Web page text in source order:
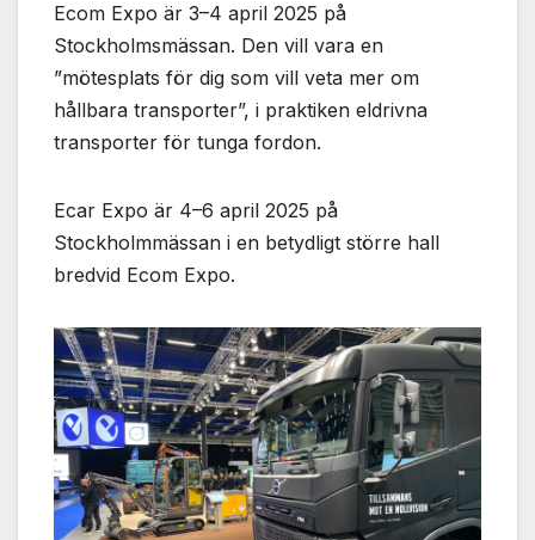
Ecom Expo är 3–4 april 2025 på
Stockholmsmässan. Den vill vara en
”mötesplats för dig som vill veta mer om
hållbara transporter”, i praktiken eldrivna
transporter för tunga fordon.
Ecar Expo är 4–6 april 2025 på
Stockholmmässan i en betydligt större hall
bredvid Ecom Expo.